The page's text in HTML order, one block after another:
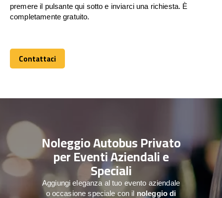
premere il pulsante qui sotto e inviarci una richiesta. È
completamente gratuito.
Contattaci
Contattaci
Noleggio Autobus Privato
per Eventi Aziendali e
Speciali
Aggiungi eleganza al tuo evento aziendale
o occasione speciale con il noleggio di